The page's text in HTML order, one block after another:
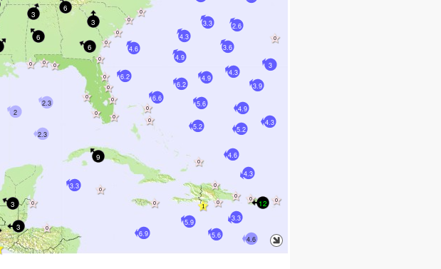
3.3
5.9
4.9
4.6
5.2 5.2
4.6
3.3
6.2
2.6
5.6
4.3
2
5.6
3.3
6.2
4.6
6.6
4.3
3
2.3
4.3
4.3
3.6
2.3
3.9
6.9
4.9
4.9
6
12
6
3
3
6
3
3
9